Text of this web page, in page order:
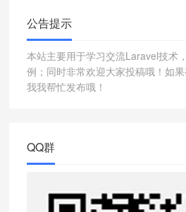
公告提示
本站主要用于学习交流Laravel技术
例；同时非常欢迎大家投稿哦！如
我我帮忙发布哦！
QQ群